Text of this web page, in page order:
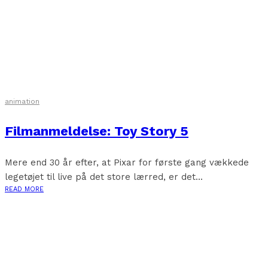
animation
Filmanmeldelse: Toy Story 5
Mere end 30 år efter, at Pixar for første gang vækkede
legetøjet til live på det store lærred, er det...
READ MORE